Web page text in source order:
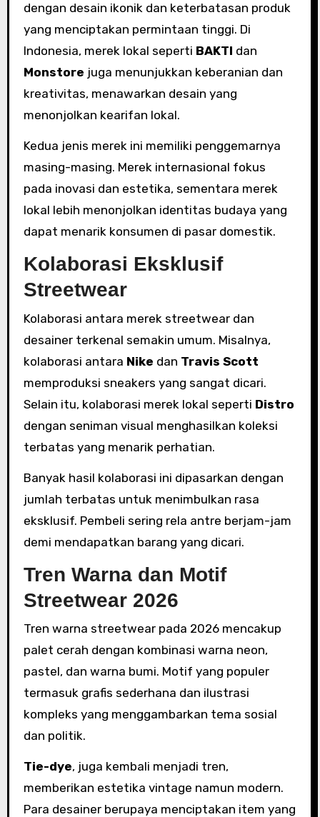
dengan desain ikonik dan keterbatasan produk
yang menciptakan permintaan tinggi. Di
Indonesia, merek lokal seperti BAKTI dan
Monstore juga menunjukkan keberanian dan
kreativitas, menawarkan desain yang
menonjolkan kearifan lokal.
Kedua jenis merek ini memiliki penggemarnya
masing-masing. Merek internasional fokus
pada inovasi dan estetika, sementara merek
lokal lebih menonjolkan identitas budaya yang
dapat menarik konsumen di pasar domestik.
Kolaborasi Eksklusif
Streetwear
Kolaborasi antara merek streetwear dan
desainer terkenal semakin umum. Misalnya,
kolaborasi antara Nike dan Travis Scott
memproduksi sneakers yang sangat dicari.
Selain itu, kolaborasi merek lokal seperti Distro
dengan seniman visual menghasilkan koleksi
terbatas yang menarik perhatian.
Banyak hasil kolaborasi ini dipasarkan dengan
jumlah terbatas untuk menimbulkan rasa
eksklusif. Pembeli sering rela antre berjam-jam
demi mendapatkan barang yang dicari.
Tren Warna dan Motif
Streetwear 2026
Tren warna streetwear pada 2026 mencakup
palet cerah dengan kombinasi warna neon,
pastel, dan warna bumi. Motif yang populer
termasuk grafis sederhana dan ilustrasi
kompleks yang menggambarkan tema sosial
dan politik.
Tie-dye, juga kembali menjadi tren,
memberikan estetika vintage namun modern.
Para desainer berupaya menciptakan item yang